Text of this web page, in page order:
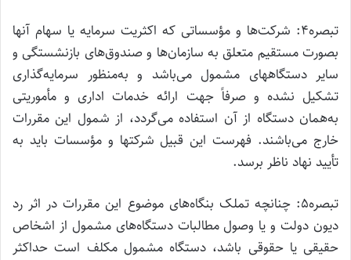
تبصره۴: شرکت‌ها و مؤسساتی که اکثریت سرمایه یا سهام آنها
بصورت مستقیم متعلق به سازمان‌ها و صندوق‌های بازنشستگی و
سایر دستگاههای مشمول می‌باشد و به‌منظور سرمایه‌گذاری
تشکیل نشده و صرفاً جهت ارائه خدمات اداری و مأموریتی
به‌همان دستگاه از آن استفاده می‌گردد، از شمول این مقررات
خارج می‌باشند. فهرست این قبیل شرکتها و مؤسسات باید به
تأیید نهاد ناظر برسد.
تبصره۵: چنانچه تملک بنگاه‌های موضوع این مقررات در اثر رد
دیون دولت و یا وصول مطالبات دستگاه‌های مشمول از اشخاص
حقیقی یا حقوقی باشد، دستگاه مشمول مکلف است حداکثر